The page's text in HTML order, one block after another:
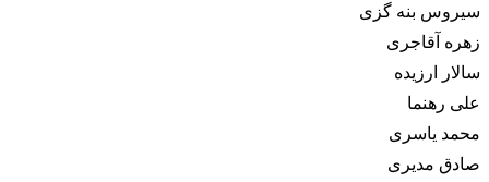
سیروس بنه گزی
زهره آقاجری
سالار ارزیده
علی رهنما
محمد یاسری
صادق مدیری